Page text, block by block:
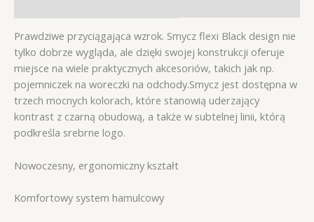
Prawdziwe przyciągająca wzrok. Smycz flexi Black design nie
tylko dobrze wygląda, ale dzięki swojej konstrukcji oferuje
miejsce na wiele praktycznych akcesoriów, takich jak np.
pojemniczek na woreczki na odchody.Smycz jest dostępna w
trzech mocnych kolorach, które stanowią uderzający
kontrast z czarną obudową, a także w subtelnej linii, którą
podkreśla srebrne logo.
Nowoczesny, ergonomiczny kształt
Komfortowy system hamulcowy